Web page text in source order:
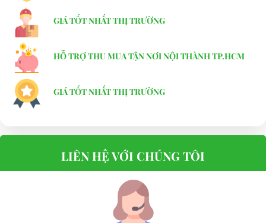
LIÊN HỆ CÔNG TY:
Đại Cường
Địa chỉ: 845 Quốc Lộ 13, Phường Hiệp Bình Phước, Thành phố
Thủ Đức, TP.HCM
Điện thoại: 08 68 100 260
E-mail:phuhuynhkd@gmail.com
phutungxegolf.com
GIÁ TỐT NHẤT THỊ TRƯỜNG
HỖ TRỢ THU MUA TẬN NƠI NỘI THÀNH TP.HCM
GIÁ TỐT NHẤT THỊ TRƯỜNG
LIÊN HỆ VỚI CHÚNG TÔI